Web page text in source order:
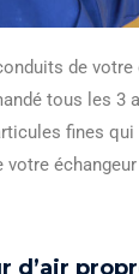
de votre
tous les 3
fines
d’air